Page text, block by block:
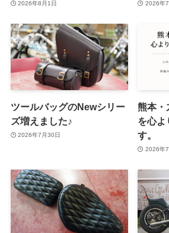
2026年8月1日 2026年
ツールバッグのNewシリー
ズ増えました♪
2026年7月30日
熊本・
を心よ
す。
2026年